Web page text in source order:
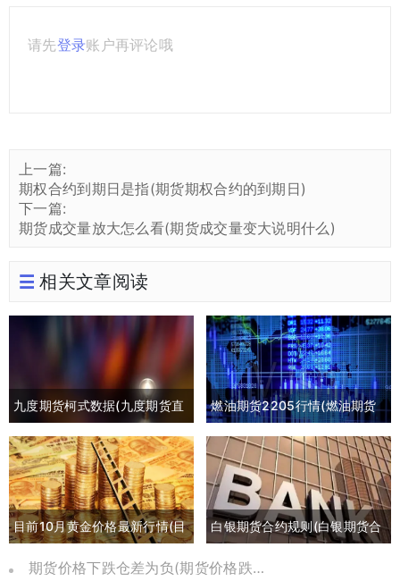
请先登录账户再评论哦
上一篇:
期权合约到期日是指(期货期权合约的到期日)
下一篇:
期货成交量放大怎么看(期货成交量变大说明什么)
相关文章阅读
九度期货柯式数据(九度期货直
播间)
燃油期货2205行情(燃油期货
2105最新行情)
目前10月黄金价格最新行情(目
前10月黄金价格最新行情是多
白银期货合约规则(白银期货合
约交割日期)
期货价格下跌仓差为负(期货价格跌到负数)